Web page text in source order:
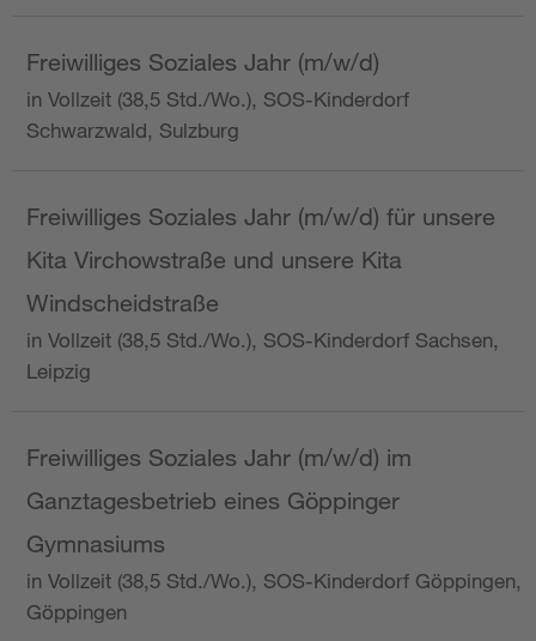
Freiwilliges Soziales Jahr (m/w/d)
in Vollzeit (38,5 Std./Wo.), SOS-Kinderdorf
Schwarzwald, Sulzburg
Freiwilliges Soziales Jahr (m/w/d) für unsere
Kita Virchowstraße und unsere Kita
Windscheidstraße
in Vollzeit (38,5 Std./Wo.), SOS-Kinderdorf Sachsen,
Leipzig
Freiwilliges Soziales Jahr (m/w/d) im
Ganztagesbetrieb eines Göppinger
Gymnasiums
in Vollzeit (38,5 Std./Wo.), SOS-Kinderdorf Göppingen,
Göppingen